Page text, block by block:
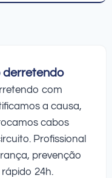
derretendo
com
a causa,
cabos
Profissional
prevenção
24h.